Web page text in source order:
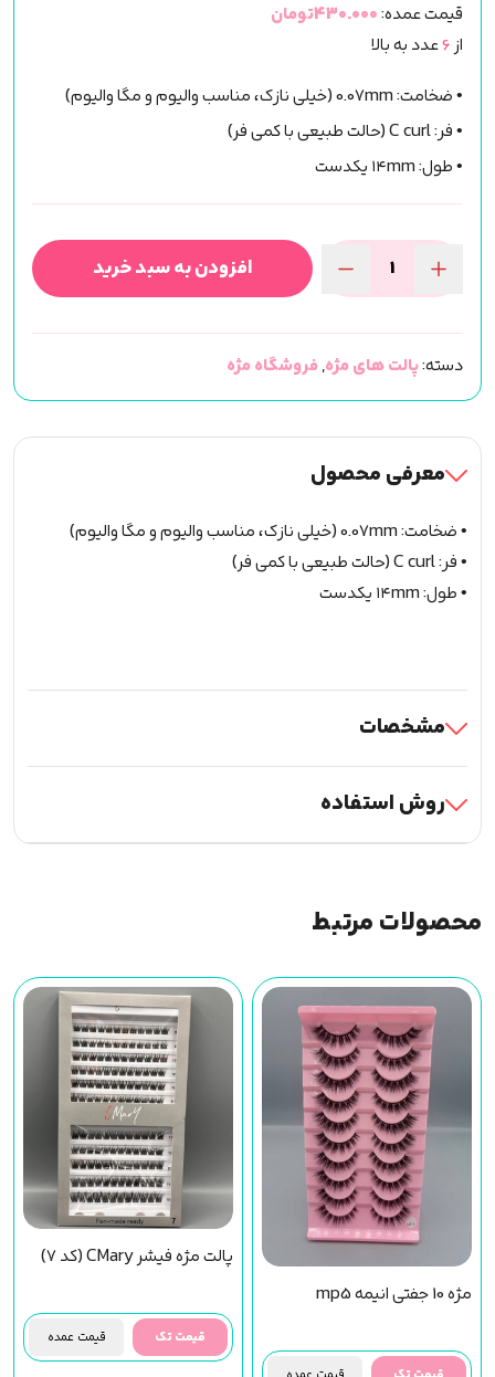
قیمت عمده:430.000تومان
از6عدد به بالا
• ضخامت: 0.07mm (خیلی نازک، مناسب والیوم و مگا والیوم)
• فر: C curl (حالت طبیعی با کمی فر)
• طول: ۱۴mm یکدست
پالت
ای
اسپایک
LASHPRO
(A-
لش
پرو
سایز
افزودن به سبد خرید
دسته:پالت های مژه,فروشگاه مژه
معرفی محصول
• ضخامت: 0.07mm (خیلی نازک، مناسب والیوم و مگا والیوم)
• فر: C curl (حالت طبیعی با کمی فر)
• طول: ۱۴mm یکدست
مشخصات
روش استفاده
محصولات مرتبط
مژه 10 جفتی انیمه mp5
پالت مژه فیشر CMary (کد 7)
قیمت تک قیمت عمده